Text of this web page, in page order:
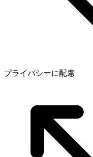
プライバシーに配慮